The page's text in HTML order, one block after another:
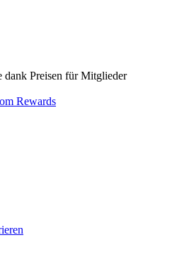
dank Preisen für Mitglieder
Rewards